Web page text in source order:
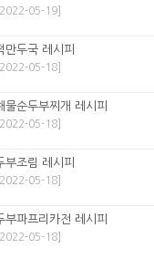
[2022-05-19]
만두국 레시피
[2022-05-18]
물순두부찌개 레시피
[2022-05-18]
부조림 레시피
[2022-05-18]
부파프리카전 레시피
[2022-05-18]